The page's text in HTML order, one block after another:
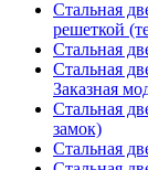
Стальная
решеткой
Стальная
Стальная
Заказная
Стальная
замок)
Стальная